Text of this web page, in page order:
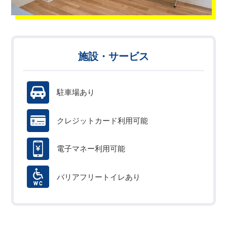
施設・サービス
駐車場あり
クレジットカード利用可能
電子マネー利用可能
バリアフリートイレあり